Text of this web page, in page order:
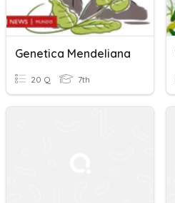
Genetica Mendeliana
20 Q 7th